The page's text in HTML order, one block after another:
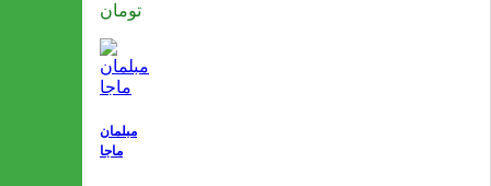
تومان
مبلمان
ماجا